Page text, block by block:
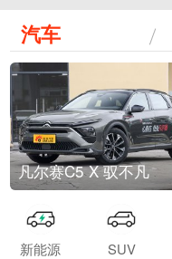
汽车
凡尔赛C5 X 驭不凡
新能源 SUV